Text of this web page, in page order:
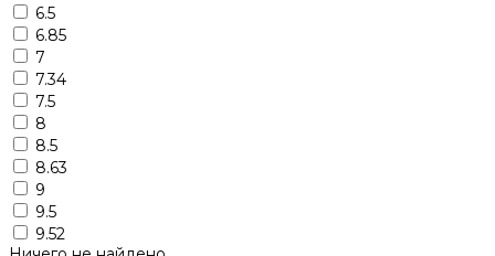
6.5
6.85
7
7.34
7.5
8
8.5
8.63
9
9.5
9.52